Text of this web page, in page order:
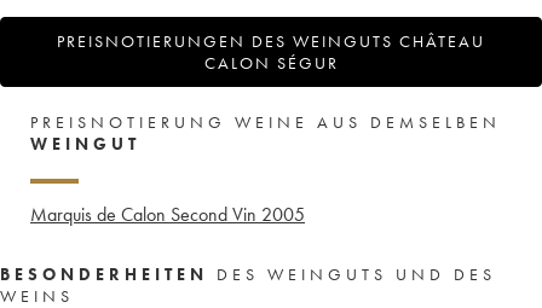
PREISNOTIERUNGEN DES WEINGUTS CHÂTEAU
CALON SÉGUR
PREISNOTIERUNG WEINE AUS DEMSELBEN
WEINGUT
Marquis de Calon Second Vin 2005
BESONDERHEITEN
DES WEINGUTS UND DES
WEINS